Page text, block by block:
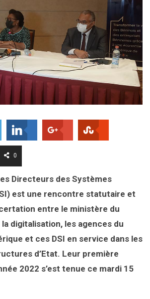
0
Directeurs des Systèmes
est une rencontre statutaire et
entre le ministère du
digitalisation, les agences du
et ces DSI en service dans les
d’Etat. Leur première
2022 s’est tenue ce mardi 15